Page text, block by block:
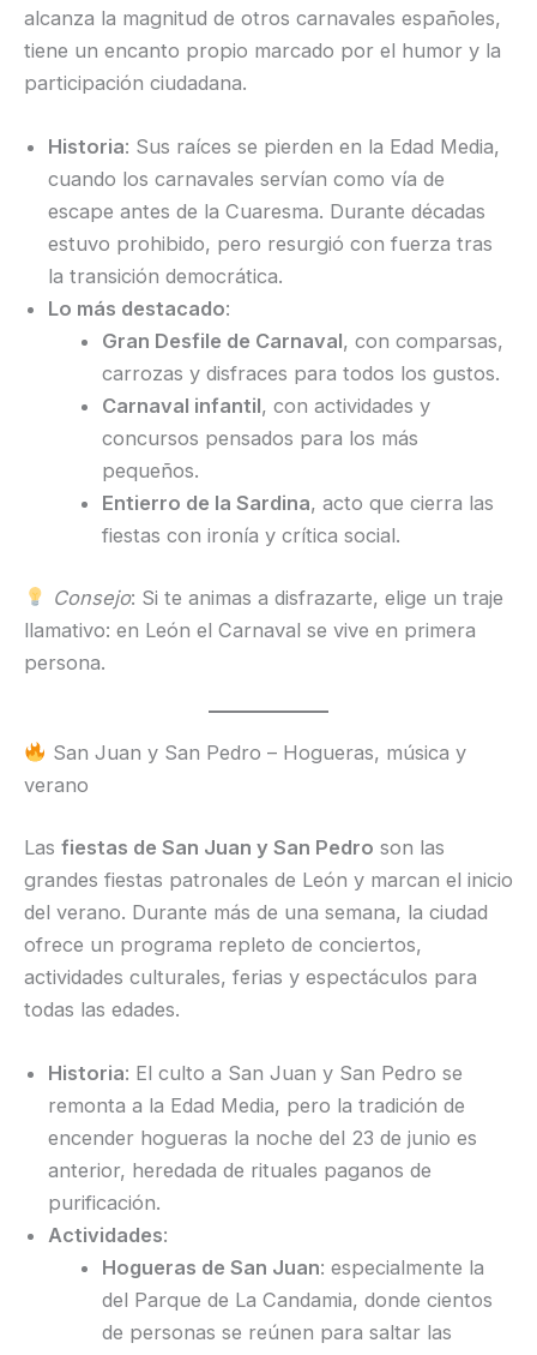
alcanza la magnitud de otros carnavales españoles,
tiene un encanto propio marcado por el humor y la
participación ciudadana.
Historia: Sus raíces se pierden en la Edad Media,
cuando los carnavales servían como vía de
escape antes de la Cuaresma. Durante décadas
estuvo prohibido, pero resurgió con fuerza tras
la transición democrática.
Lo más destacado:
Gran Desfile de Carnaval, con comparsas,
carrozas y disfraces para todos los gustos.
Carnaval infantil, con actividades y
concursos pensados para los más
pequeños.
Entierro de la Sardina, acto que cierra las
fiestas con ironía y crítica social.
Consejo: Si te animas a disfrazarte, elige un traje
llamativo: en León el Carnaval se vive en primera
persona.
San Juan y San Pedro – Hogueras, música y
verano
Las fiestas de San Juan y San Pedro son las
grandes fiestas patronales de León y marcan el inicio
del verano. Durante más de una semana, la ciudad
ofrece un programa repleto de conciertos,
actividades culturales, ferias y espectáculos para
todas las edades.
Historia: El culto a San Juan y San Pedro se
remonta a la Edad Media, pero la tradición de
encender hogueras la noche del 23 de junio es
anterior, heredada de rituales paganos de
purificación.
Actividades:
Hogueras de San Juan: especialmente la
del Parque de La Candamia, donde cientos
de personas se reúnen para saltar las